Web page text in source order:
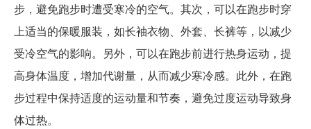
步，避免跑步时遭受寒冷的空气。其次，可以在跑步时穿
上适当的保暖服装，如长袖衣物、外套、长裤等，以减少
受冷空气的影响。另外，可以在跑步前进行热身运动，提
高身体温度，增加代谢量，从而减少寒冷感。此外，在跑
步过程中保持适度的运动量和节奏，避免过度运动导致身
体过热。